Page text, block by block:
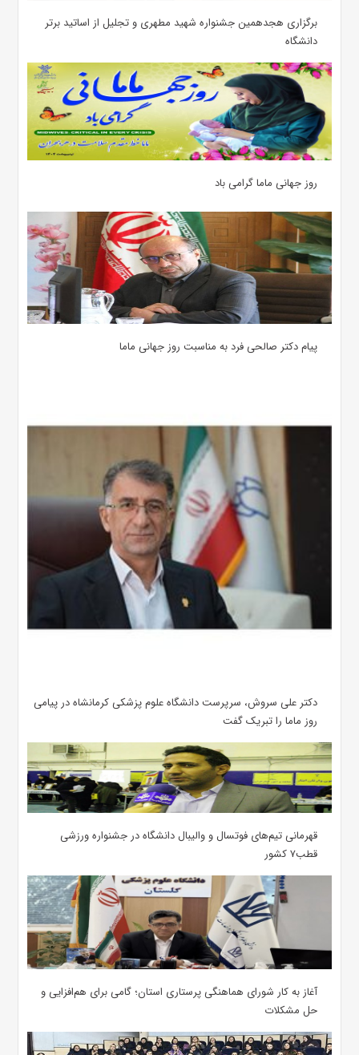
برگزاری هجدهمین جشنواره شهید مطهری و تجلیل از اساتید برتر
دانشگاه
روز جهانی ماما گرامی باد
پیام دکتر صالحی فرد به مناسبت روز جهانی ماما
دکتر علی سروش، سرپرست دانشگاه علوم پزشکی کرمانشاه در پیامی
روز ماما را تبریک گفت
قهرمانی تیم‌های فوتسال و والیبال دانشگاه در جشنواره ورزشی
قطب۷ کشور
آغاز به کار شورای هماهنگی پرستاری استان؛ گامی برای هم‌افزایی و
حل مشکلات